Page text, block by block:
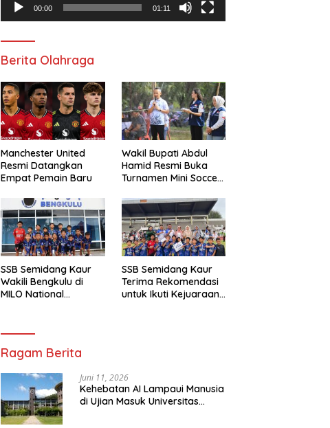
00:00 01:11
Berita Olahraga
Manchester United
Resmi Datangkan
Empat Pemain Baru
Wakil Bupati Abdul
Hamid Resmi Buka
Turnamen Mini Soccer
SSB Semidang Kaur
Wakili Bengkulu di
MILO National
SSB Semidang Kaur
Terima Rekomendasi
untuk Ikuti Kejuaraan
Ragam Berita
Juni 11, 2026
Kehebatan AI Lampaui Manusia
di Ujian Masuk Universitas